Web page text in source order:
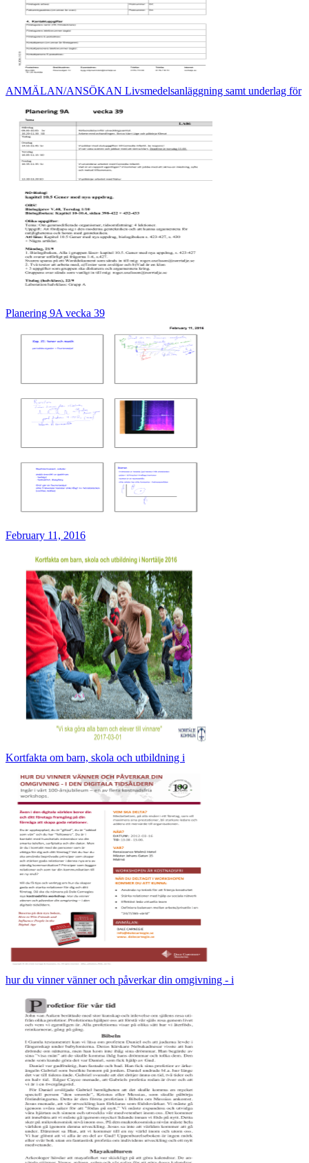
ANMÄLAN/ANSÖKAN Livsmedelsanläggning samt underlag för
Planering 9A vecka 39
February 11, 2016
Kortfakta om barn, skola och utbildning i
hur du vinner vänner och påverkar din omgivning - i